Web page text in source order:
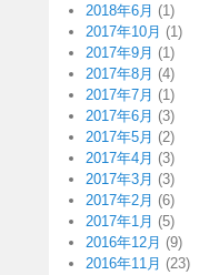
2018年6月 (1)
2017年10月 (1)
2017年9月 (1)
2017年8月 (4)
2017年7月 (1)
2017年6月 (3)
2017年5月 (2)
2017年4月 (3)
2017年3月 (3)
2017年2月 (6)
2017年1月 (5)
2016年12月 (9)
2016年11月 (23)